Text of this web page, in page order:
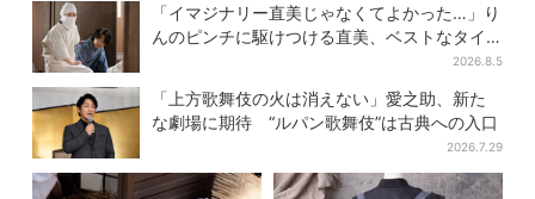
「イマジナリー直美じゃなくてよかった…」り
んのピンチに駆けつける直美、ベストなタイ
2026.8.5
「上方歌舞伎の火は消えない」愛之助、新た
な劇場に期待 “ルパン歌舞伎”は古典への入口
2026.7.29